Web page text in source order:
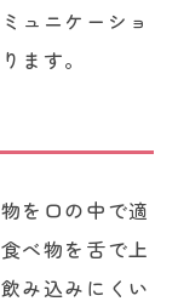
ュニケーショ
ます。
を口の中で適
べ物を舌で上
み込みにくい